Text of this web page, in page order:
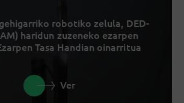
robotiko zelula, DED-
haridun zuzeneko ezarpen
Tasa Handian oinarritua
Ver